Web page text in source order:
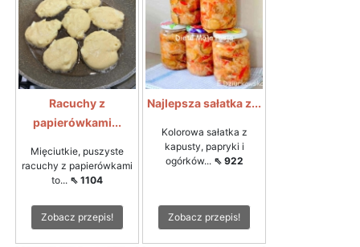
Racuchy z
papierówkami...
Mięciutkie, puszyste
racuchy z papierówkami
to... ⇖ 1104
Zobacz przepis!
Najlepsza sałatka z...
Kolorowa sałatka z
kapusty, papryki i
ogórków... ⇖ 922
Zobacz przepis!